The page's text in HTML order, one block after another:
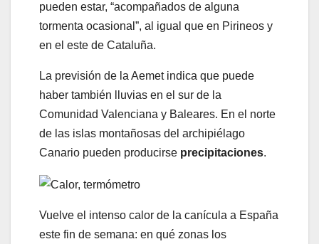
pueden estar, “acompañados de alguna
tormenta ocasional”, al igual que en Pirineos y
en el este de Cataluña.
La previsión de la Aemet indica que puede
haber también lluvias en el sur de la
Comunidad Valenciana y Baleares. En el norte
de las islas montañosas del archipiélago
Canario pueden producirse precipitaciones.
Vuelve el intenso calor de la canícula a España
este fin de semana: en qué zonas los